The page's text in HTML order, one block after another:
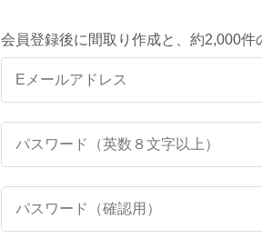
会員登録後に間取り作成と、約2,000件